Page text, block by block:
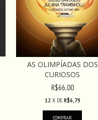
AS OLIMPÍADAS DOS
CURIOSOS
R$66,00
12 X DE R$6,79